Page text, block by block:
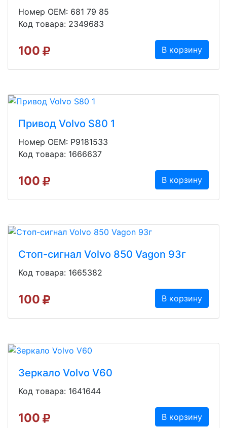
Номер OEM: 681 79 85
Код товара: 2349683
100 В корзину
Привод Volvo S80 1
Номер OEM: P9181533
Код товара: 1666637
100 В корзину
Стоп-сигнал Volvo 850 Vagon 93г
Код товара: 1665382
100 В корзину
Зеркало Volvo V60
Код товара: 1641644
100 В корзину